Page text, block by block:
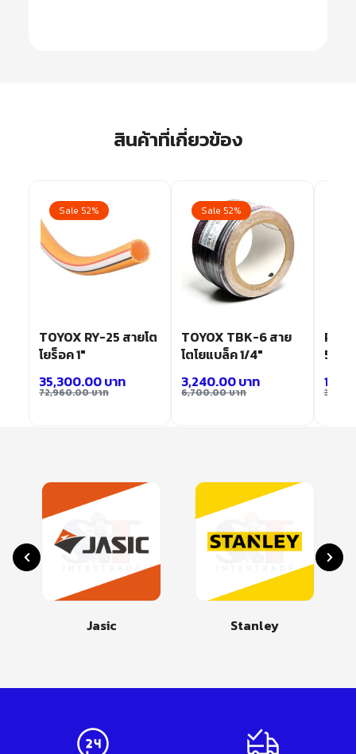
สินค้าที่เกี่ยวข้อง
Sale 52%
TOYOX RY-25 สายโต
โยร็อค 1″
72,960.00บาท
35,300.00บาท
Sale 52%
TOYOX TBK-6 สาย
โตโยแบล็ค 1/4″
6,700.00บาท
3,240.00บาท
P-
5/16″
Jasic Stanley